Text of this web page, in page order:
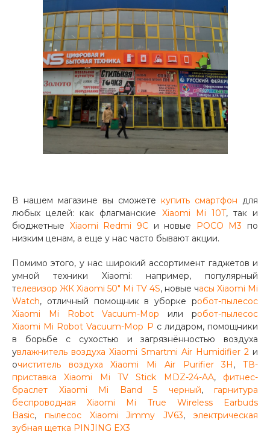
раз в 2 недели
В нашем магазине вы cможете купить смартфон для
любых целей: как флагманские Xiaomi Mi 10T, так и
бюджетные Xiaomi Redmi 9Cи новые POCO M3 по
низким ценам, а еще у нас часто бывают акции.
Помимо этого, у нас широкий ассортимент гаджетов и
умной техники Xiaomi: например, популярный
телевизор ЖК Xiaomi 50" Mi TV 4S, новые часы Xiaomi Mi
Watch, отличный помощник в уборке робот-пылесос
Xiaomi Mi Robot Vacuum-Mop или робот-пылесос
Xiaomi Mi Robot Vacuum-Mop P с лидаром, помощники
в борьбе с сухостью и загрязнённостью воздуха
увлажнитель воздуха Xiaomi Smartmi Air Humidifier 2 и
очиститель воздуха Xiaomi Mi Air Purifier 3H ,ТВ-
приставка Xiaomi Mi TV Stick MDZ-24-AA, фитнес-
браслет Xiaomi Mi Band 5 черный, гарнитура
беспроводная Xiaomi Mi True Wireless Earbuds
Basic, пылесос Xiaomi Jimmy JV63,электрическая
зубная щетка PINJING EX3